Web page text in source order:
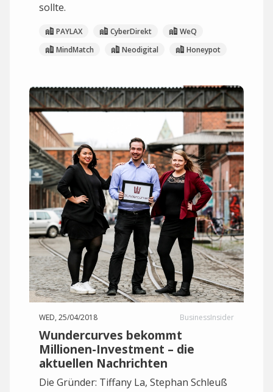
sollte.
PAYLAX CyberDirekt
WeQ
MindMatch
Neodigital Honeypot
WED, 25/04/2018 BusinessInsider
Wundercurves bekommt
Millionen-Investment – die
aktuellen Nachrichten
Die Gründer: Tiffany La, Stephan Schleuß